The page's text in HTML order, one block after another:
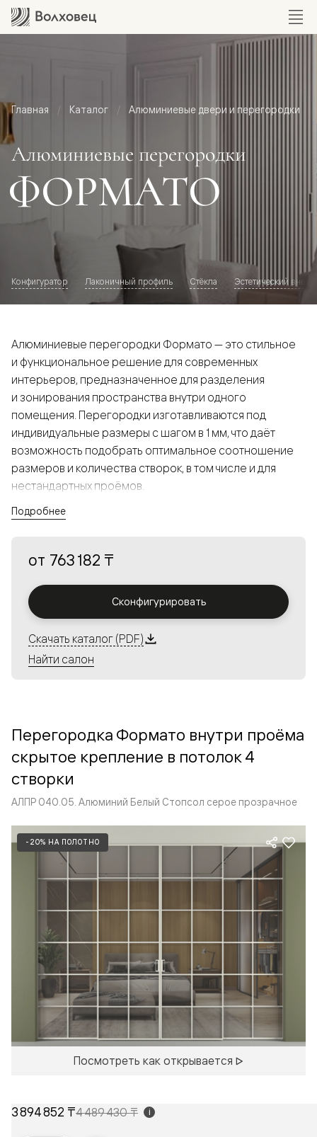
Главная Каталог Алюминиевые двери и перегородки
Алюминиевые перегородки
ФОРМАТО
Конфигуратор Лаконичный профиль Стёкла Эстетический
Алюминиевые перегородки Формато — это стильное
и функциональное решение для современных
интерьеров, предназначенное для разделения
и зонирования пространства внутри одного
помещения. Перегородки изготавливаются под
индивидуальные размеры с шагом в 1 мм, что даёт
возможность подобрать оптимальное соотношение
размеров и количества створок, в том числе и для
нестандартных проёмов.
а большой выбор вставок из стекла с различными
решения в интерьере и варьировать освещённость.
Алюминиевые перегородки имеют единый профиль
с алюминиевыми дверьми и легко сочетаются в одном
алюминиевых перегородок и дверей координируется
со стеновыми панелями Волховец.
Подробнее
от 763 182 ₸
Сконфигурировать
Скачать каталог (PDF)
Найти салон
Перегородка Формато внутри проёма
скрытое крепление в потолок 4
створки
АЛПР 040.05. Алюминий Белый Стопсол серое прозрачное
-20% НА ПОЛОТНО
Посмотреть как открывается
3 894 852 ₸4 489 430 ₸ i